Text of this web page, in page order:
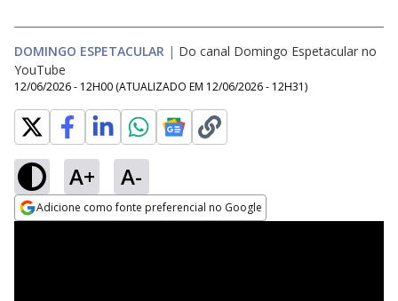
DOMINGO ESPETACULAR | Do canal Domingo Espetacular no
YouTube
12/06/2026 - 12H00 (ATUALIZADO EM 12/06/2026 - 12H31)
A+ A-
Adicione como fonte preferencial no Google